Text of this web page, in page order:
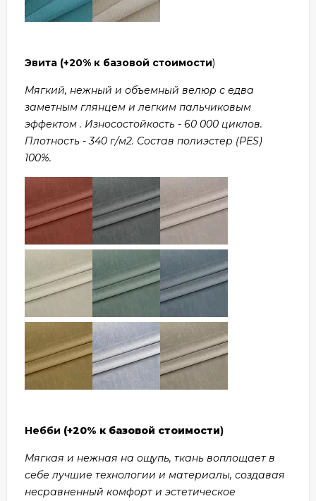
Эвита (+20% к базовой стоимости)
Мягкий, нежный и объемный велюр с едва
заметным глянцем и легким пальчиковым
эффектом . Износостойкость - 60 000 циклов.
Плотность - 340 г/м2. Состав полиэстер (PES)
100%.
Небби (+20% к базовой стоимости)
Мягкая и нежная на ощупь, ткань воплощает в
себе лучшие технологии и материалы, создавая
несравненный комфорт и эстетическое